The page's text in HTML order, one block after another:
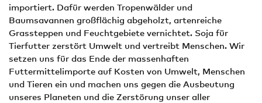
importiert. Dafür werden Tropenwälder und
Baumsavannen großflächig abgeholzt, artenreiche
Grassteppen und Feuchtgebiete vernichtet. Soja für
Tierfutter zerstört Umwelt und vertreibt Menschen. Wir
setzen uns für das Ende der massenhaften
Futtermittelimporte auf Kosten von Umwelt, Menschen
und Tieren ein und machen uns gegen die Ausbeutung
unseres Planeten und die Zerstörung unser aller